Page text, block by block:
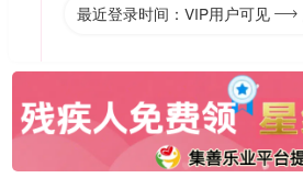
最近登录时间：VIP用户可见 